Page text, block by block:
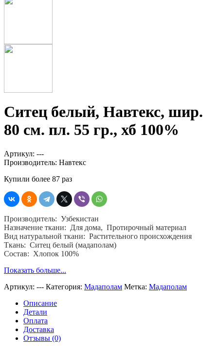
Ситец белый, Навтекс, шир.
80 см. пл. 55 гр., хб 100%
Артикул: ---
Производитель: Навтекс
Купили более 87 раз
Производитель: Узбекистан
Назначение ткани: Для дома, Протирочный материал
Вид натуральной ткани: Растительного происхождения
Ткань: Ситец белый (мадаполам)
Состав: Хлопок 100%
Показать больше...
Артикул: --- Категория: Мадаполам Метка: Мадаполам
Описание
Детали
Оплата
Доставка
Отзывы (0)